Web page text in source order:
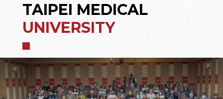
TAIPEI MEDICAL
UNIVERSITY